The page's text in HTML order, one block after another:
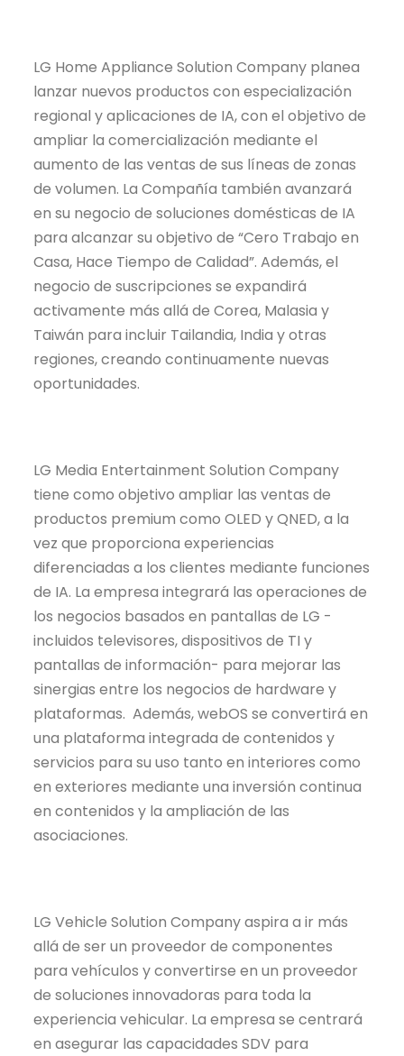
LG Home Appliance Solution Company planea
lanzar nuevos productos con especialización
regional y aplicaciones de IA, con el objetivo de
ampliar la comercialización mediante el
aumento de las ventas de sus líneas de zonas
de volumen. La Compañía también avanzará
en su negocio de soluciones domésticas de IA
para alcanzar su objetivo de “Cero Trabajo en
Casa, Hace Tiempo de Calidad”. Además, el
negocio de suscripciones se expandirá
activamente más allá de Corea, Malasia y
Taiwán para incluir Tailandia, India y otras
regiones, creando continuamente nuevas
oportunidades.
LG Media Entertainment Solution Company
tiene como objetivo ampliar las ventas de
productos premium como OLED y QNED, a la
vez que proporciona experiencias
diferenciadas a los clientes mediante funciones
de IA. La empresa integrará las operaciones de
los negocios basados en pantallas de LG -
incluidos televisores, dispositivos de TI y
pantallas de información- para mejorar las
sinergias entre los negocios de hardware y
plataformas. Además, webOS se convertirá en
una plataforma integrada de contenidos y
servicios para su uso tanto en interiores como
en exteriores mediante una inversión continua
en contenidos y la ampliación de las
asociaciones.
LG Vehicle Solution Company aspira a ir más
allá de ser un proveedor de componentes
para vehículos y convertirse en un proveedor
de soluciones innovadoras para toda la
experiencia vehicular. La empresa se centrará
en asegurar las capacidades SDV para